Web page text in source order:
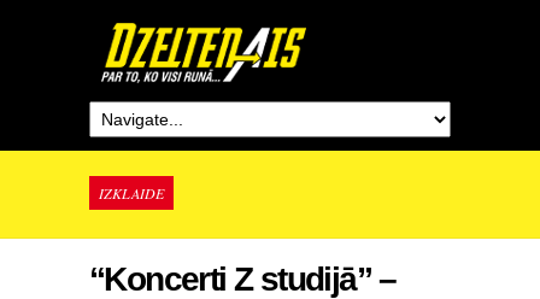
IZKLAIDE
“Koncerti Z studijā” –